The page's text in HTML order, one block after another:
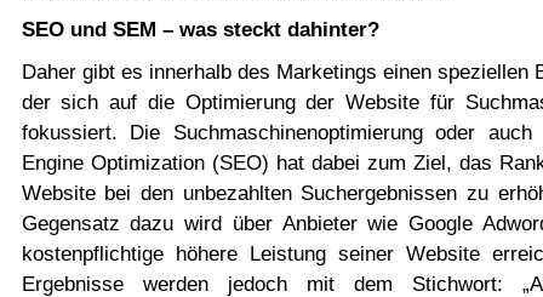
SEO und SEM – was steckt dahinter?
Daher gibt es innerhalb des Marketings einen speziellen
der sich auf die Optimierung der Website für
fokussiert. Die Suchmaschinenoptimierung oder auch
Engine Optimization (SEO) hat dabei zum Ziel, das
Website bei den unbezahlten Suchergebnissen zu
Gegensatz dazu wird über Anbieter wie Google
kostenpflichtige höhere Leistung seiner Website
Ergebnisse werden jedoch mit dem Stichwort: